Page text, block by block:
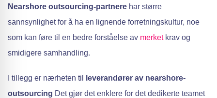
Nearshore outsourcing-partnere har større
sannsynlighet for å ha en lignende forretningskultur, noe
som kan føre til en bedre forståelse av merketkrav og
smidigere samhandling.
I tillegg er nærheten til
leverandører av nearshore-
outsourcing Det gjør det enklere for det dedikerte teamet